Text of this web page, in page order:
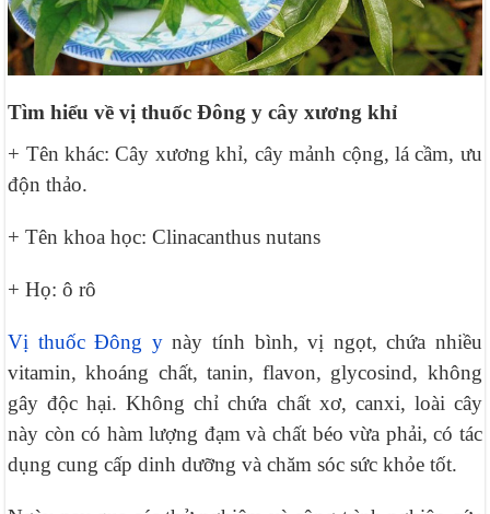
Tìm hiểu về vị thuốc Đông y cây xương khỉ
+ Tên khác: Cây xương khỉ, cây mảnh cộng, lá cầm, ưu
độn thảo.
+ Tên khoa học: Clinacanthus nutans
+ Họ: ô rô
Vị thuốc Đông ynày tính bình, vị ngọt, chứa nhiều
vitamin, khoáng chất, tanin, flavon, glycosind, không
gây độc hại. Không chỉ chứa chất xơ, canxi, loài cây
này còn có hàm lượng đạm và chất béo vừa phải, có tác
dụng cung cấp dinh dưỡng và chăm sóc sức khỏe tốt.